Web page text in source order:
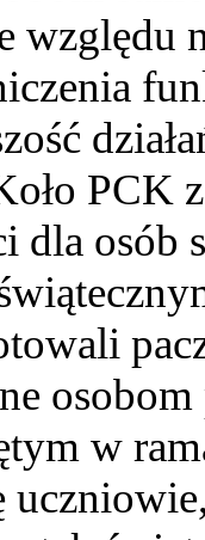
względu
PCK
dla osób
w